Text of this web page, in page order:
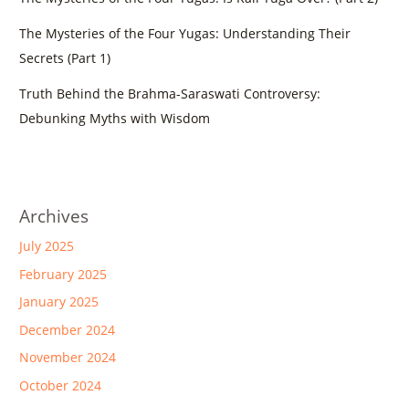
The Mysteries of the Four Yugas: Understanding Their
Secrets (Part 1)
Truth Behind the Brahma-Saraswati Controversy:
Debunking Myths with Wisdom
Archives
July 2025
February 2025
January 2025
December 2024
November 2024
October 2024